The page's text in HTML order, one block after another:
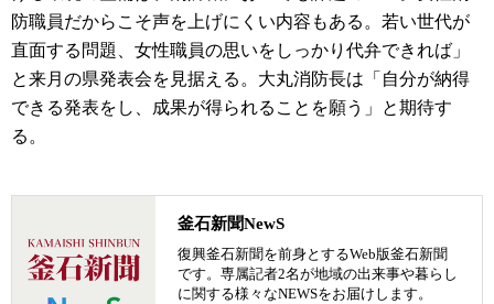
防職員だからこそ声を上げにくい内容もある。若い世代が
直面する問題、女性職員の思いをしっかり代弁できれば」
と来月の県発表会を見据える。大丸消防長は「自分が納得
できる発表をし、成果が得られることを願う」と期待す
る。
釜石新聞NewS
復興釜石新聞を前身とするWeb版釜石新聞
です。専属記者2名が地域の出来事や暮らし
に関する様々なNEWSをお届けします。